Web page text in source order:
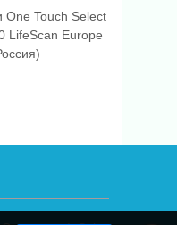
One Touch Select
Europe